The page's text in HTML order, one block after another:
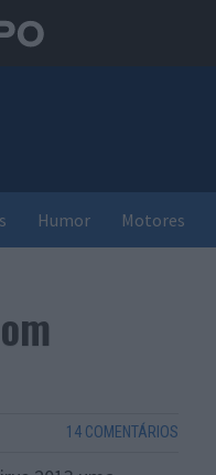
Humor Motores
14 COMENTÁRIOS